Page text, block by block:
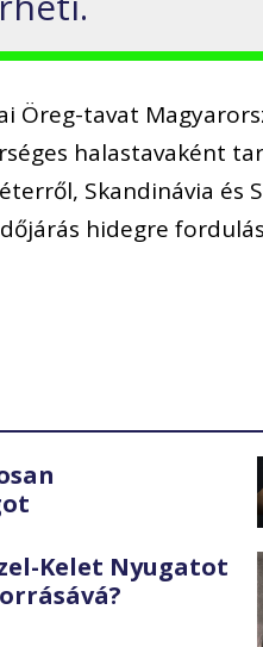
Öreg-tavat
halastavaként
Skandinávia és
hidegre
Kelet Nyugatot